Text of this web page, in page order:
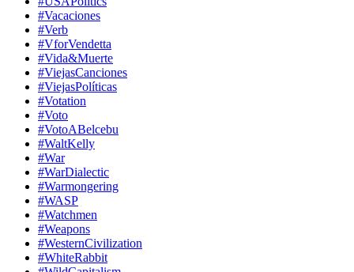
#Vacaciones
#Verb
#VforVendetta
#Vida&Muerte
#ViejasCanciones
#ViejasPolíticas
#Votation
#Voto
#VotoABelcebu
#WaltKelly
#War
#WarDialectic
#Warmongering
#WASP
#Watchmen
#Weapons
#WesternCivilization
#WhiteRabbit